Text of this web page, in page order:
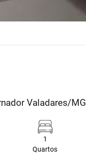
Valadares/MG
1
Quartos